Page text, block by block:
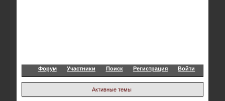
Форум Участники Поиск Регистрация Войти
Активные темы